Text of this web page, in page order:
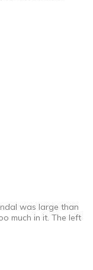
was large than
much in it. The left